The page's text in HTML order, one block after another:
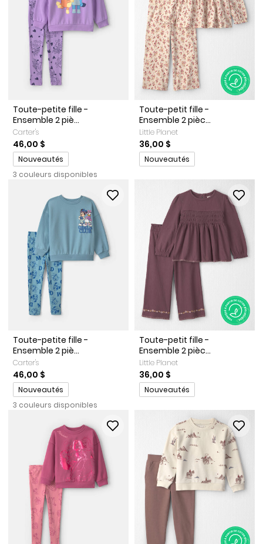
Toute-petite fille -
Ensemble 2 piè...
Carter's
46,00 $
Promotions
Nouveautés
3 couleurs disponibles
Toute-petit fille -
Ensemble 2 pièc...
Little Planet
36,00 $
Promotions
Nouveautés
Toute-petite fille -
Ensemble 2 piè...
Carter's
46,00 $
Promotions
Nouveautés
3 couleurs disponibles
Toute-petit fille -
Ensemble 2 pièc...
Little Planet
36,00 $
Promotions
Nouveautés